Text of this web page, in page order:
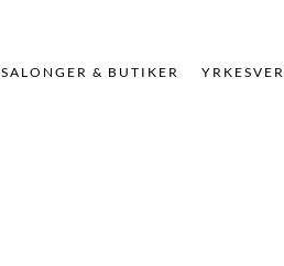
SALONGER & BUTIKER